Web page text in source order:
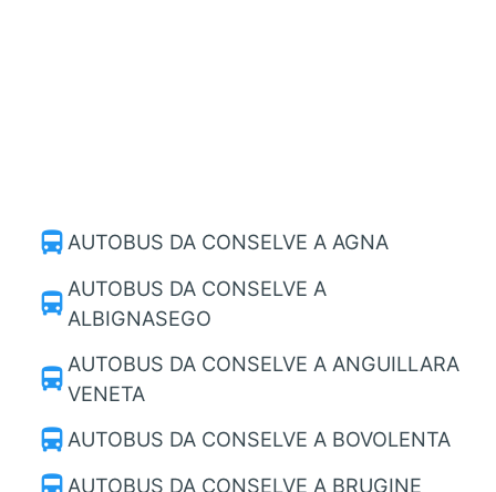
directions_bus AUTOBUS DA CONSELVE A AGNA
directions_bus AUTOBUS DA CONSELVE A
ALBIGNASEGO
directions_bus AUTOBUS DA CONSELVE A ANGUILLARA
VENETA
directions_bus AUTOBUS DA CONSELVE A BOVOLENTA
AUTOBUS DA CONSELVE A BRUGINE